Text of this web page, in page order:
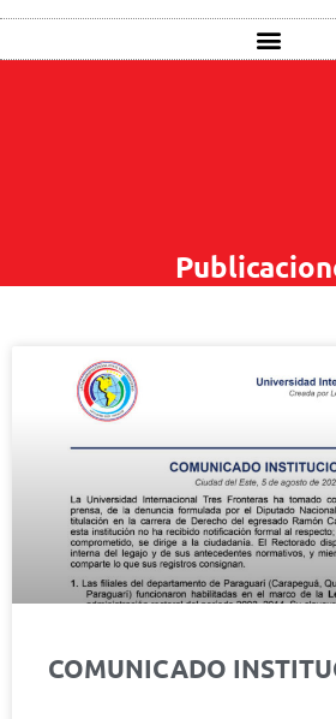
COMUNICADO